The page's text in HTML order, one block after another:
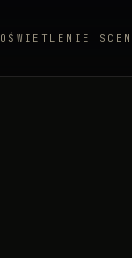
OŚWIETLENIE